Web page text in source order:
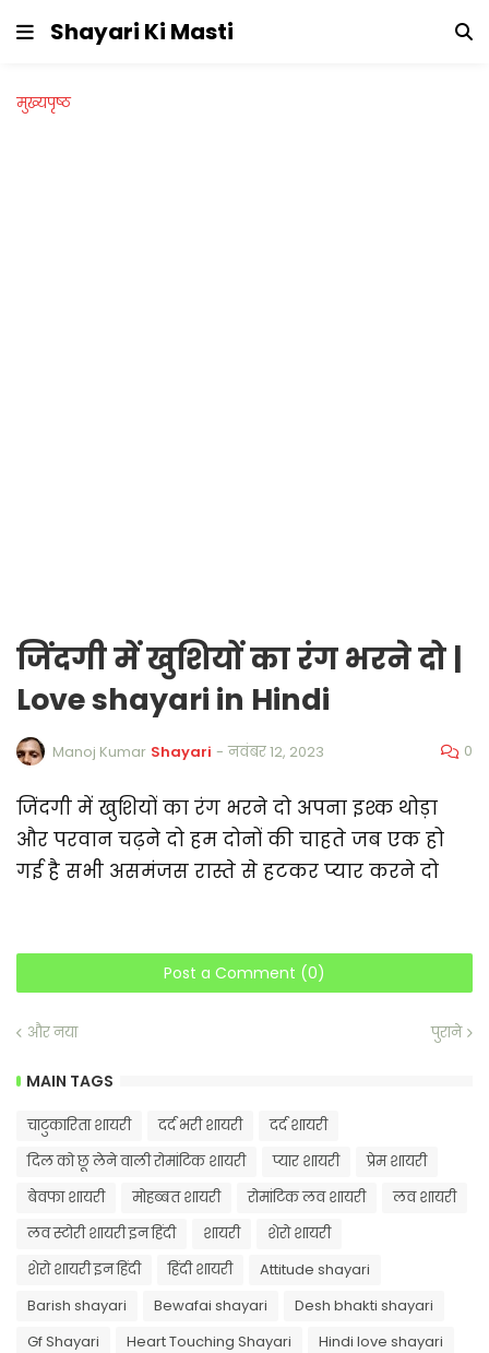
Shayari Ki Masti
मुख्यपृष्ठ
जिंदगी में खुशियों का रंग भरने दो |
Love shayari in Hindi
Manoj Kumar Shayari - नवंबर 12, 2023 0
जिंदगी में खुशियों का रंग भरने दो अपना इश्क थोड़ा
और परवान चढ़ने दो हम दोनों की चाहते जब एक हो
गई है सभी असमंजस रास्ते से हटकर प्यार करने दो
Post a Comment (0)
और नया पुराने
MAIN TAGS
चाटुकारिता शायरी दर्द भरी शायरी
दर्द शायरी
दिल को छू लेने वाली रोमांटिक शायरी
प्यार शायरी
प्रेम शायरी
बेवफा शायरी
मोहब्बत शायरी रोमांटिक लव शायरी
लव शायरी
लव स्टोरी शायरी इन हिंदी
शायरी
शेरो शायरी
शेरो शायरी इन हिंदी
हिंदी शायरी
Attitude shayari
Barish shayari
Bewafai shayari
Desh bhakti shayari
Gf Shayari
Heart Touching Shayari
Hindi love shayari